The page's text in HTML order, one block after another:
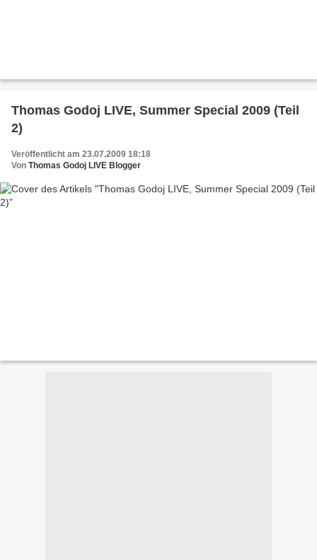
Thomas Godoj LIVE, Summer Special 2009 (Teil
2)
Veröffentlicht am 23.07.2009 18:18
Von Thomas Godoj LIVE Blogger